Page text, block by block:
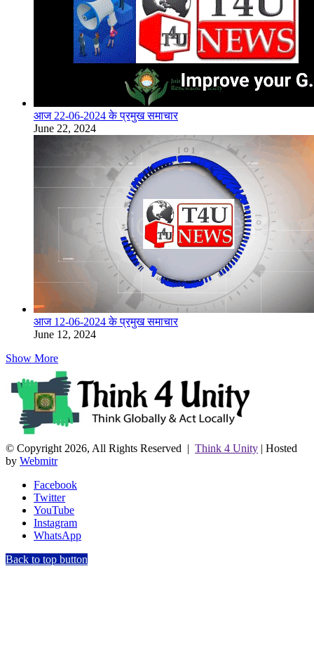
आज 22-06-2024 के प्रमुख समाचार
June 22, 2024
आज 12-06-2024 के प्रमुख समाचार
June 12, 2024
Show More
© Copyright 2026, All Rights Reserved | Think 4 Unity | Hosted
by Webmitr
Facebook
Twitter
YouTube
Instagram
WhatsApp
Back to top button